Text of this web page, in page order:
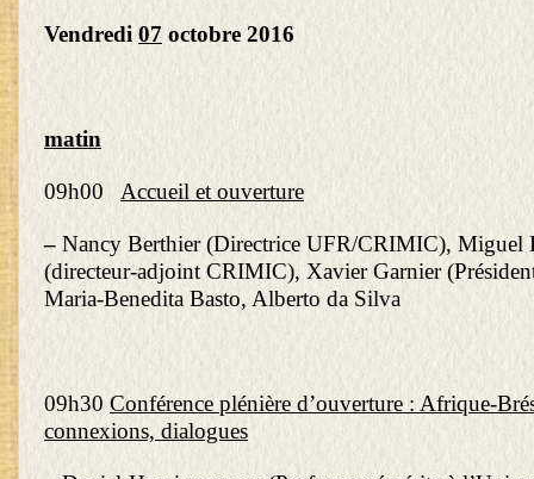
Vendredi 07 octobre 2016
matin
09h00 Accueil et ouverture
– Nancy Berthier (Directrice UFR/CRIMIC), Miguel
(directeur-adjoint CRIMIC), Xavier Garnier
Maria-Benedita Basto, Alberto da Silva
09h30 Conférence plénière d’ouverture : Afrique-
connexions, dialogues